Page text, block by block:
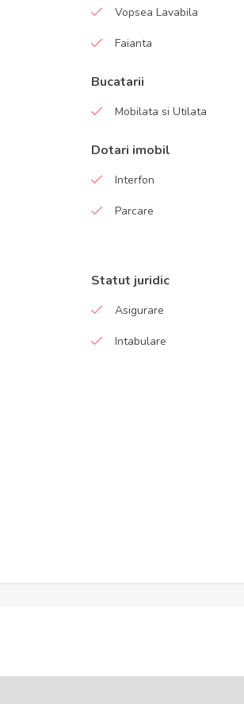
Vopsea Lavabila
Faianta
Bucatarii
Mobilata si Utilata
Dotari imobil
Interfon
Parcare
Statut juridic
Asigurare
Intabulare